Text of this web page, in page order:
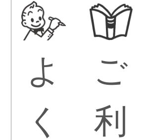
よ
く
ご
利